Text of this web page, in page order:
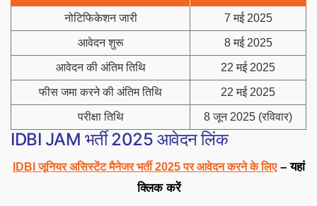
नोटिफिकेशन जारी 7 मई 2025
आवेदन शुरू 8 मई 2025
आवेदन की अंतिम तिथि 22 मई 2025
फीस जमा करने की अंतिम तिथि 22 मई 2025
परीक्षा तिथि 8 जून 2025 (रविवार)
IDBI JAM भर्ती 2025 आवेदन लिंक
IDBI जूनियर असिस्टेंट मैनेजर भर्ती 2025 परआवेदन करने के लिए– यहां
क्लिक करें